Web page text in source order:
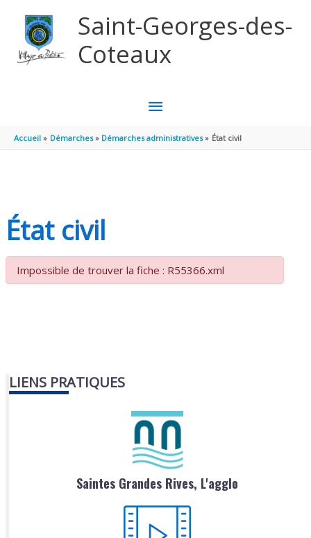
Saint-Georges-des-
Coteaux
MENU
PRINCIPAL
Accueil Démarches Démarches administratives État civil
État civil
Impossible de trouver la fiche : R55366.xml
LIENS PRATIQUES
Saintes Grandes Rives, L'agglo